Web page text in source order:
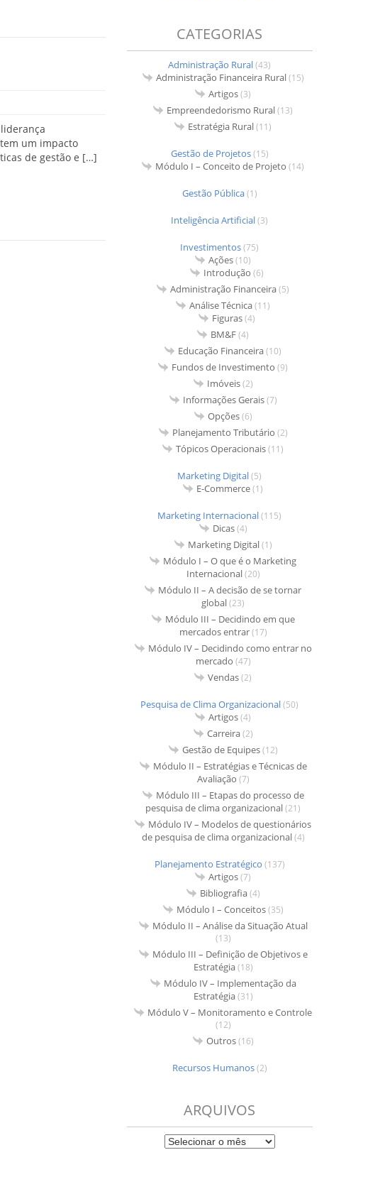
um impacto
de gestão e […]
CATEGORIAS
Administração Rural(43)
Administração Financeira Rural(15)
Artigos(3)
Empreendedorismo Rural(13)
Estratégia Rural(11)
Gestão de Projetos(15)
Módulo I – Conceito de Projeto (14)
Gestão Pública(1)
Inteligência Artificial(3)
Investimentos(75)
Ações(10)
Introdução (6)
Administração Financeira(5)
Análise Técnica(11)
Figuras(4)
BM&F(4)
Educação Financeira(10)
Fundos de Investimento (9)
Imóveis(2)
Informações Gerais(7)
Opções(6)
Planejamento Tributário (2)
Tópicos Operacionais(11)
Marketing Digital(5)
E-Commerce(1)
Marketing Internacional(115)
Dicas(4)
Marketing Digital(1)
Módulo I – O que é o Marketing
Internacional(20)
Módulo II – A decisão de se tornar
global(23)
Módulo III – Decidindo em que
mercados entrar(17)
Módulo IV – Decidindo como entrar no
mercado (47)
Vendas(2)
Pesquisa de Clima Organizacional(50)
Artigos(4)
Carreira(2)
Gestão de Equipes(12)
Módulo II – Estratégias e Técnicas de
Avaliação (7)
Módulo III – Etapas do processo de
pesquisa de clima organizacional(21)
Módulo IV – Modelos de questionários
de pesquisa de clima organizacional(4)
Planejamento Estratégico (137)
Artigos(7)
Bibliografia(4)
Módulo I – Conceitos(35)
Módulo II – Análise da Situação Atual
(13)
Módulo III – Definição de Objetivos e
Estratégia(18)
Módulo IV – Implementação da
Estratégia(31)
Módulo V – Monitoramento e Controle
(12)
Outros(16)
Recursos Humanos(2)
ARQUIVOS